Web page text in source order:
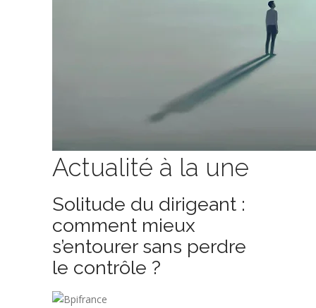
Actualité à la une
Solitude du dirigeant :
comment mieux
s’entourer sans perdre
le contrôle ?